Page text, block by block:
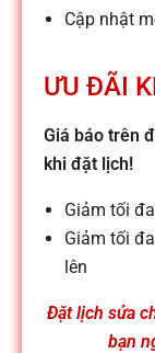
S
ử
a
c
h
Cập nhật
ƯU ĐÃI
Giá báo trên
khi đặt lịch!
Giảm tối
Giảm tối
lên
Đặt lịch sửa
bạn